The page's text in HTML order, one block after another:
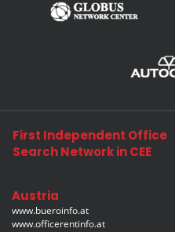
First Independent Office
Search Network in CEE
Austria
www.bueroinfo.at
www.officerentinfo.at